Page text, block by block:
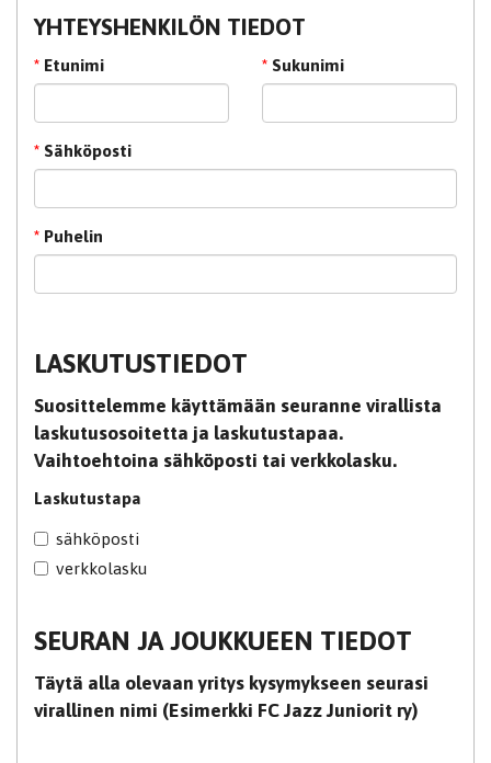
YHTEYSHENKILÖN TIEDOT
* Etunimi * Sukunimi
* Sähköposti
* Puhelin
LASKUTUSTIEDOT
Suosittelemme käyttämään seuranne virallista
laskutusosoitetta ja laskutustapaa.
Vaihtoehtoina sähköposti tai verkkolasku.
Laskutustapa
sähköposti
verkkolasku
SEURAN JA JOUKKUEEN TIEDOT
Täytä alla olevaan yritys kysymykseen seurasi
virallinen nimi (Esimerkki FC Jazz Juniorit ry)